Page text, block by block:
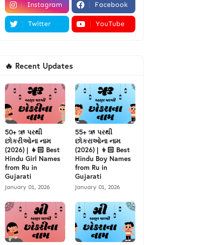
Instagram Facebook
Twitter YouTube
🔥 Recent Updates
50+ ઋ પરથી
છોકરીઓના નામ
(2026) | 👧🏻 Best
Hindu Girl Names
from Ru in
Gujarati
January 01, 2026
55+ ઋ પરથી
છોકરાઓના નામ
(2026) | 👦🏻 Best
Hindu Boy Names
from Ru in
Gujarati
January 01, 2026